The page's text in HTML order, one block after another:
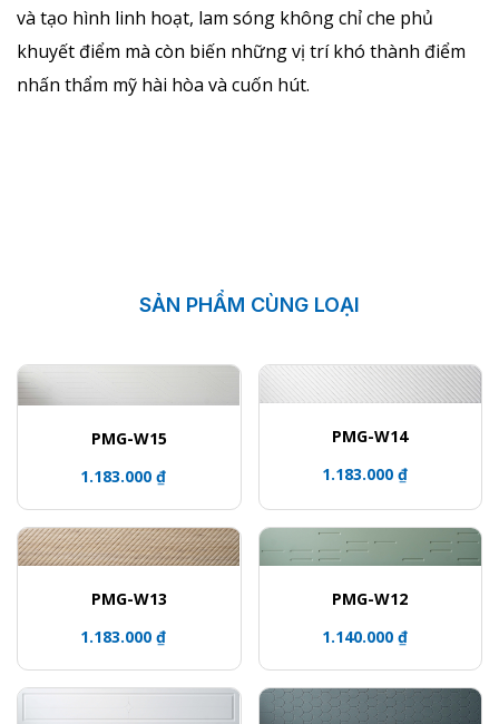
và tạo hình linh hoạt, lam sóng không chỉ che phủ
khuyết điểm mà còn biến những vị trí khó thành điểm
nhấn thẩm mỹ hài hòa và cuốn hút.
SẢN PHẨM CÙNG LOẠI
PMG-W15
1.183.000 ₫
PMG-W14
1.183.000 ₫
PMG-W13
1.183.000 ₫
PMG-W12
1.140.000 ₫